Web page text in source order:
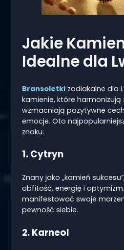
Jakie
Idealne dla
Bransoletkizodiakalne dla
kamienie, które harmonizują
wzmacniają pozytywne
emocje. Oto
znaku:
1. Cytryn
Znany jako „kamień
obfitość, energię i
manifestować swoje
pewność siebie.
2. Karneol